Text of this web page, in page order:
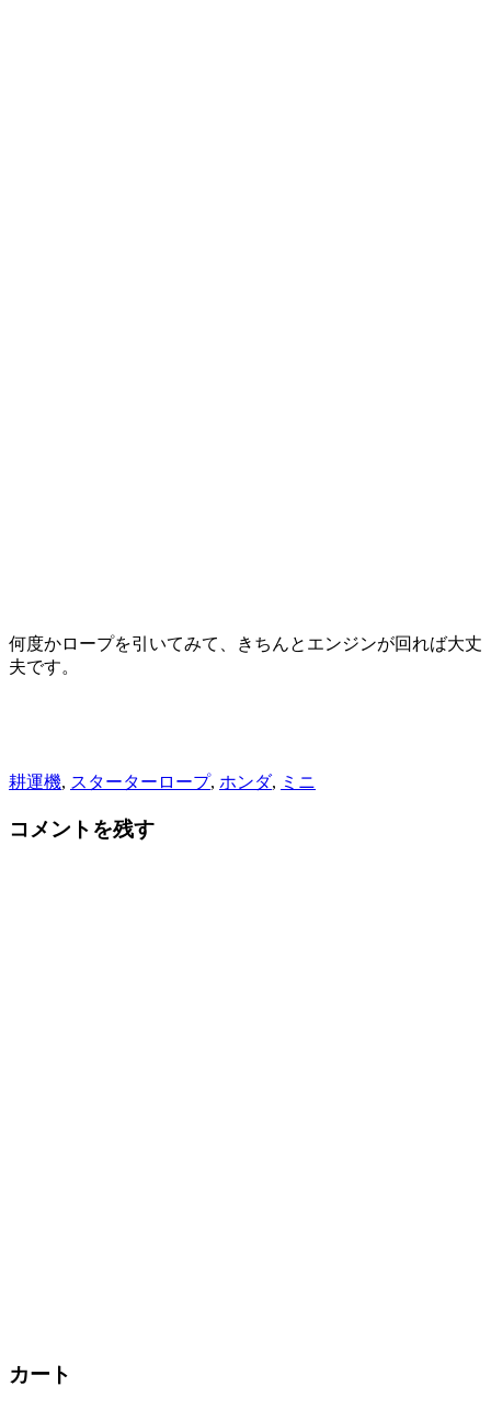
何度かロープを引いてみて、きちんとエンジンが回れば大丈
夫です。
耕運機, スターターロープ, ホンダ, ミニ
コメントを残す
カート